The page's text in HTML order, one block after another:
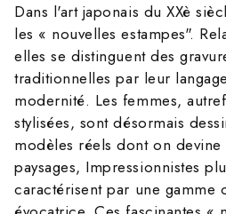
Dans l'art japonais du XXè
les « nouvelles estampes".
elles se distinguent des
traditionnelles par leur
modernité. Les femmes,
stylisées, sont désormais
modèles réels dont on devine
paysages, Impressionnistes
caractérisent par une gamme